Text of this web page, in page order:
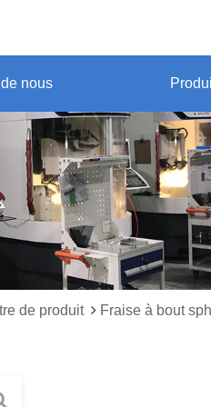
nous
de produit Fraise à bout